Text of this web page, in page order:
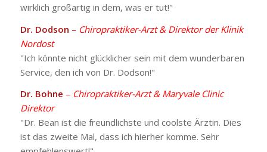
wirklich großartig in dem, was er tut!"
Dr. Dodson – Chiropraktiker-Arzt & Direktor der Klinik
Nordost
"Ich könnte nicht glücklicher sein mit dem wunderbaren
Service, den ich von Dr. Dodson!"
Dr. Bohne – Chiropraktiker-Arzt & Maryvale Clinic
Direktor
"Dr. Bean ist die freundlichste und coolste Ärztin. Dies
ist das zweite Mal, dass ich hierher komme. Sehr